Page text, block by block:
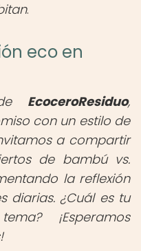
.
eco en
EcoceroResiduo,
con un estilo de
a compartir
de bambú vs.
la reflexión
diarias. ¿Cuál es tu
¡Esperamos